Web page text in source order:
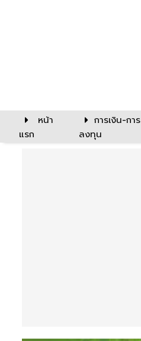
หน้า
แรก
การเงิน-การ
ลงทุน